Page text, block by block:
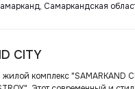
Самаркандская
CITY
комплекс "SAMARKAND